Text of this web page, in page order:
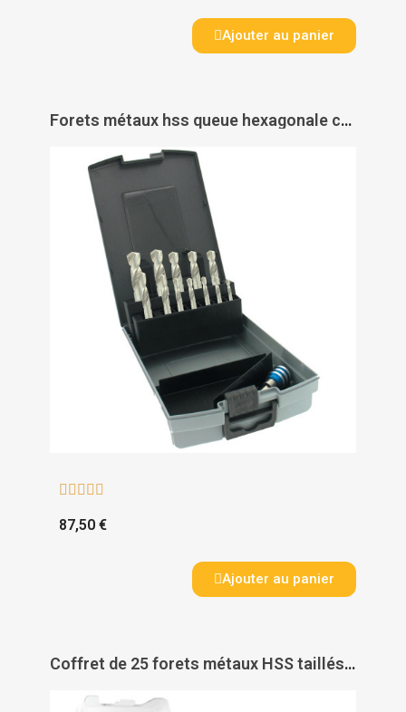
Ajouter au panier
Forets métaux hss queue hexagonale coffret de 12 - TIVOLY
    
87,50 €
Ajouter au panier
Coffret de 25 forets métaux HSS taillés meulés affûtage Tivoly Smart Point - TIVOLY